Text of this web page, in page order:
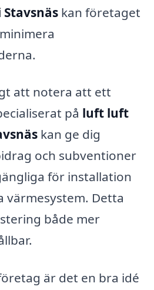
kan företaget
att notera att ett
på luft luft
kan ge dig
och subventioner
för installation
värmesystem. Detta
både mer
är det en bra idé